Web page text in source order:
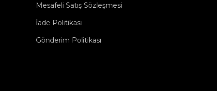
Mesafeli Satış Sözleşmesi
İade Politikası
Gönderim Politikası